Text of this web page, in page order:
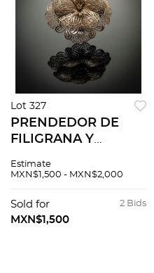
Lot 327
PRENDEDOR DE
FILIGRANA Y
EN PLATA .500
Tamaño: 8.5 cm x 2.5
cm aprox. Peso: 49.1
Estimate
MXN$1,500 - MXN$2,000
2 Bids
Sold for
MXN$1,500